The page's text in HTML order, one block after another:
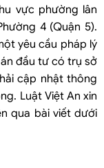
vực phường lân
4 (Quận 5).
yêu cầu pháp lý
đầu tư có trụ sở
cập nhật thông
Luật Việt An xin
qua bài viết dưới